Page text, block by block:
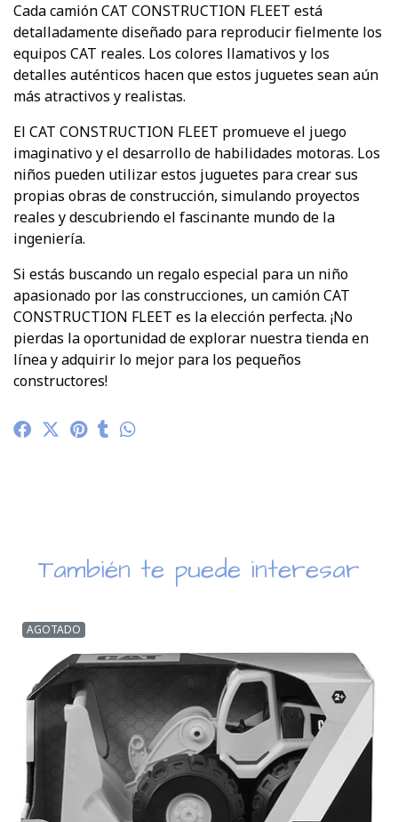
Cada camión CAT CONSTRUCTION FLEET está
detalladamente diseñado para reproducir fielmente los
equipos CAT reales. Los colores llamativos y los
detalles auténticos hacen que estos juguetes sean aún
más atractivos y realistas.
El CAT CONSTRUCTION FLEET promueve el juego
imaginativo y el desarrollo de habilidades motoras. Los
niños pueden utilizar estos juguetes para crear sus
propias obras de construcción, simulando proyectos
reales y descubriendo el fascinante mundo de la
ingeniería.
Si estás buscando un regalo especial para un niño
apasionado por las construcciones, un camión CAT
CONSTRUCTION FLEET es la elección perfecta. ¡No
pierdas la oportunidad de explorar nuestra tienda en
línea y adquirir lo mejor para los pequeños
constructores!
También te puede interesar
AGOTADO